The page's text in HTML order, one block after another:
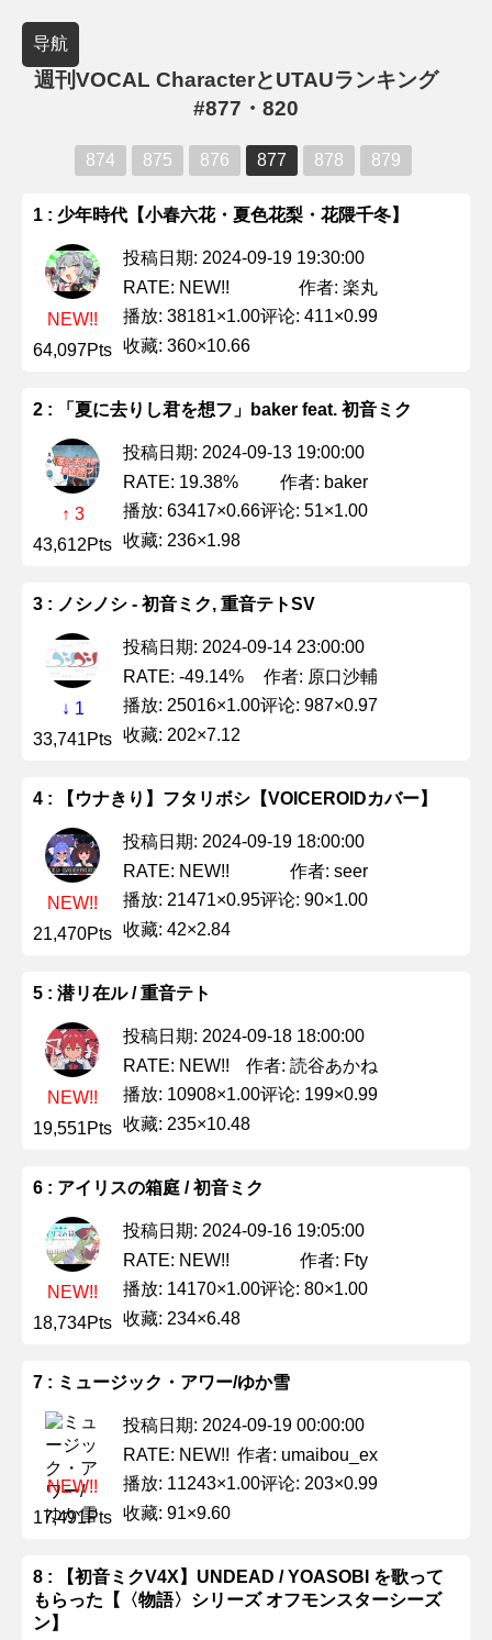
导航
週刊VOCAL CharacterとUTAUランキング
#877・820
874 875 876 877 878 879
1 : 少年時代【小春六花・夏色花梨・花隈千冬】
NEW!!
64,097Pts
投稿日期: 2024-09-19 19:30:00
RATE: NEW!!
作者: 楽丸
播放: 38181×1.00评论: 411×0.99
收藏: 360×10.66
2 : 「夏に去りし君を想フ」baker feat. 初音ミク
↑ 3
43,612Pts
投稿日期: 2024-09-13 19:00:00
RATE: 19.38%
作者: baker
播放: 63417×0.66评论: 51×1.00
收藏: 236×1.98
3 : ノシノシ - 初音ミク, 重音テトSV
↓ 1
33,741Pts
投稿日期: 2024-09-14 23:00:00
RATE: -49.14%
作者: 原口沙輔
播放: 25016×1.00评论: 987×0.97
收藏: 202×7.12
4 : 【ウナきり】フタリボシ【VOICEROIDカバー】
NEW!!
21,470Pts
投稿日期: 2024-09-19 18:00:00
RATE: NEW!!
作者: seer
播放: 21471×0.95评论: 90×1.00
收藏: 42×2.84
5 : 潜リ在ル / 重音テト
NEW!!
19,551Pts
投稿日期: 2024-09-18 18:00:00
RATE: NEW!!
作者: 読谷あかね
播放: 10908×1.00评论: 199×0.99
收藏: 235×10.48
6 : アイリスの箱庭 / 初音ミク
NEW!!
18,734Pts
投稿日期: 2024-09-16 19:05:00
RATE: NEW!!
作者: Fty
播放: 14170×1.00评论: 80×1.00
收藏: 234×6.48
7 : ミュージック・アワー/ゆか雪
NEW!!
17,491Pts
投稿日期: 2024-09-19 00:00:00
RATE: NEW!! 作者: umaibou_ex
播放: 11243×1.00评论: 203×0.99
收藏: 91×9.60
8 : 【初音ミクV4X】UNDEAD / YOASOBI を歌って
もらった【〈物語〉シリーズ オフモンスターシーズ
ン】